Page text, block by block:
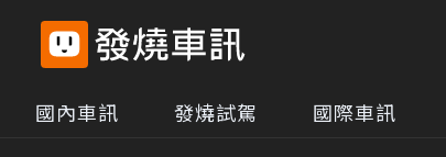
國內車訊 發燒試駕 國際車訊